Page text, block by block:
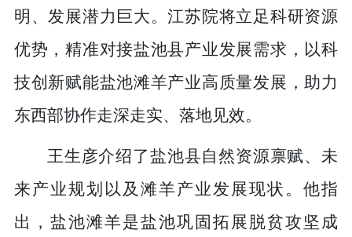
明、发展潜力巨大。江苏院将立足科研资源
优势，精准对接盐池县产业发展需求，以科
技创新赋能盐池滩羊产业高质量发展，助力
东西部协作走深走实、落地见效。
王生彦介绍了盐池县自然资源禀赋、未
来产业规划以及滩羊产业发展现状。他指
出，盐池滩羊是盐池巩固拓展脱贫攻坚成